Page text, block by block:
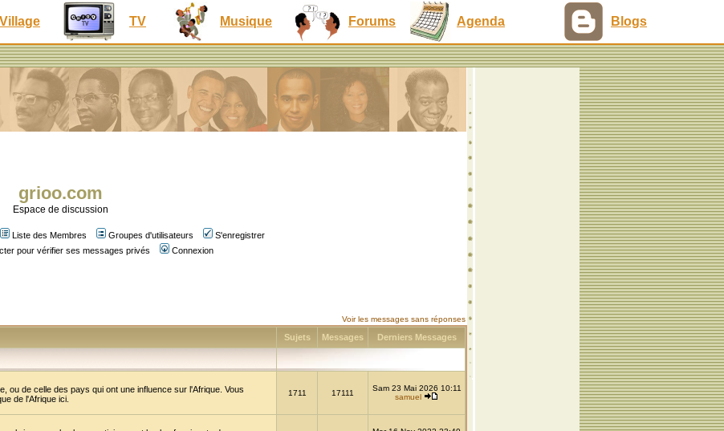
Village TV Musique Forums Agenda Blogs
grioo.com
Espace de discussion
Liste des Membres Groupes d'utilisateurs
S'enregistrer
pour vérifier ses messages privés Connexion
Voir les messages sans réponses
Sujets Messages Derniers Messages
ou de celle des pays qui ont une influence sur l'Afrique. Vous
de l'Afrique ici.
1711 17111
Sam 23 Mai 2026 10:11
samuel